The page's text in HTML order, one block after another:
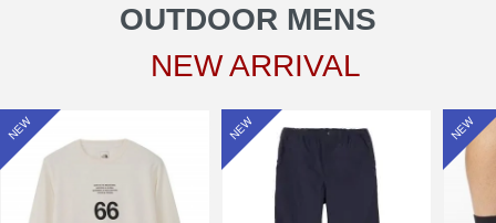
OUTDOOR MENS
NEW ARRIVAL
NEW NEW NEW